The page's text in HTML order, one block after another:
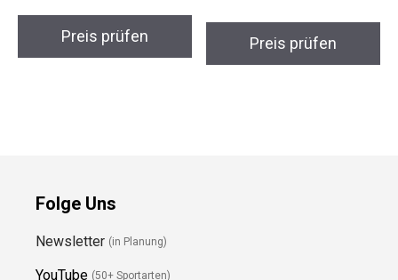
Thruster Surfboard-
Tasche 7’0″ Cascade
Camo
Sticky Bumps SB20T
Tropisches Surf